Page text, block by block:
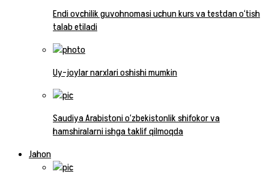
Endi ovchilik guvohnomasi uchun kurs va testdan o‘tish
talab etiladi
Uy-joylar narxlari oshishi mumkin
Saudiya Arabistoni o‘zbekistonlik shifokor va
hamshiralarni ishga taklif qilmoqda
Jahon